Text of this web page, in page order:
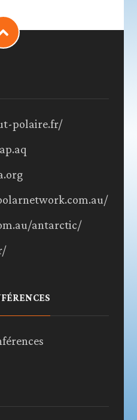
polaire.fr/
antarctic/